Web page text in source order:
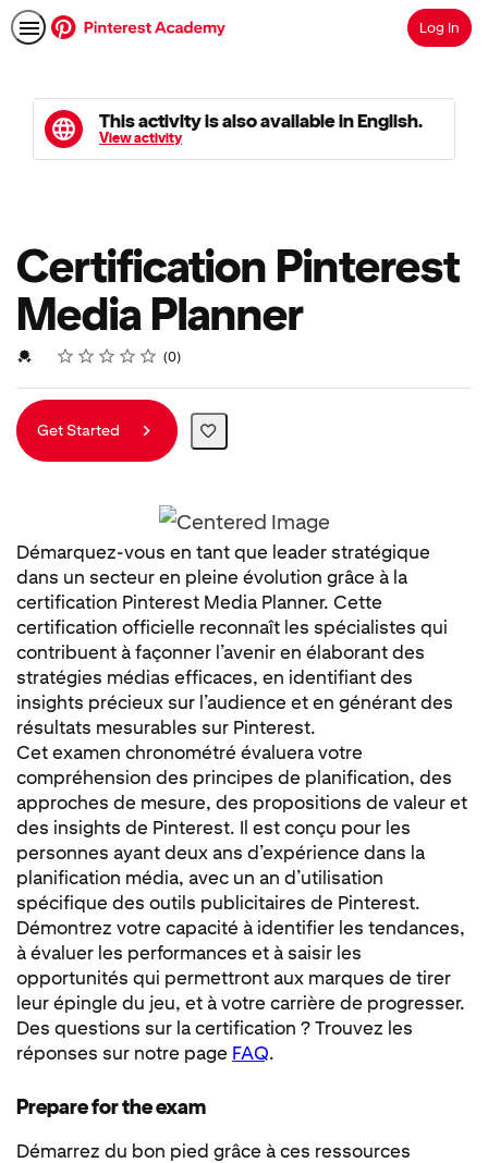
SearchLog In
This activity is also available in English.
View activity
Certification Pinterest
Media Planner
Credential For Completion
Rating
1 star
2 stars
3 stars
4 stars
5 stars
Average rating: 0 0
No reviews
Get Started
Démarquez-vous en tant que leader stratégique
dans un secteur en pleine évolution grâce à la
certification Pinterest Media Planner. Cette
certification officielle reconnaît les spécialistes qui
contribuent à façonner l’avenir en élaborant des
stratégies médias efficaces, en identifiant des
insights précieux sur l’audience et en générant des
résultats mesurables sur Pinterest.
Cet examen chronométré évaluera votre
compréhension des principes de planification, des
approches de mesure, des propositions de valeur et
des insights de Pinterest. Il est conçu pour les
personnes ayant deux ans d’expérience dans la
planification média, avec un an d’utilisation
spécifique des outils publicitaires de Pinterest.
Démontrez votre capacité à identifier les tendances,
à évaluer les performances et à saisir les
opportunités qui permettront aux marques de tirer
leur épingle du jeu, et à votre carrière de progresser.
Des questions sur la certification ? Trouvez les
réponses sur notre page FAQ.
Prepare for the exam
Démarrez du bon pied grâce à ces ressources